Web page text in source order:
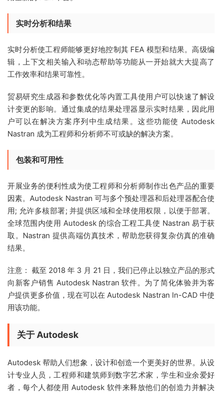
实时分析和结果
实时分析使工程师能够更好地控制其 FEA 模型和​​结果。高级编
辑，上下文相关输入和动态帮助等功能从一开始就大大提高了
工作效率和结果可靠性。
贸易研究生成器和参数优化等内置工具使用户可以快速了解设
计变更的影响。通过集成的结果处理器显示实时结果，因此用
户可以在解决方案序列中生成结果。这些功能使 Autodesk
Nastran 成为工程师和分析师不可或缺的解决方案。
包装和可用性
开展业务的便利性成为使工程师和分析师制作出色产品的重要
因素。Autodesk Nastran 可与多个预处理器和后处理器配合使
用; 允许多核部署; 并提供区域和全球使用权限，以便于部署。
全球范围内使用 Autodesk 的综合工程工具使 Nastran 易于获
取。Nastran 提供高端仿真技术，帮助您获得复杂仿真的准确
结果。
注意： 截至 2018 年 3 月 21 日，我们已停止以独立产品的形式
向新客户销售 Autodesk Nastran 软件。为了简化体验并为客
户提供更多价值，现在可以在 Autodesk Nastran In-CAD 中使
用该功能。
关于 Autodesk
Autodesk 帮助人们想象，设计和创造一个更美好的世界。从设
计专业人员，工程师和建筑师到数字艺术家，学生和业余爱好
者，每个人都使用 Autodesk 软件来释放他们的创造力并解决